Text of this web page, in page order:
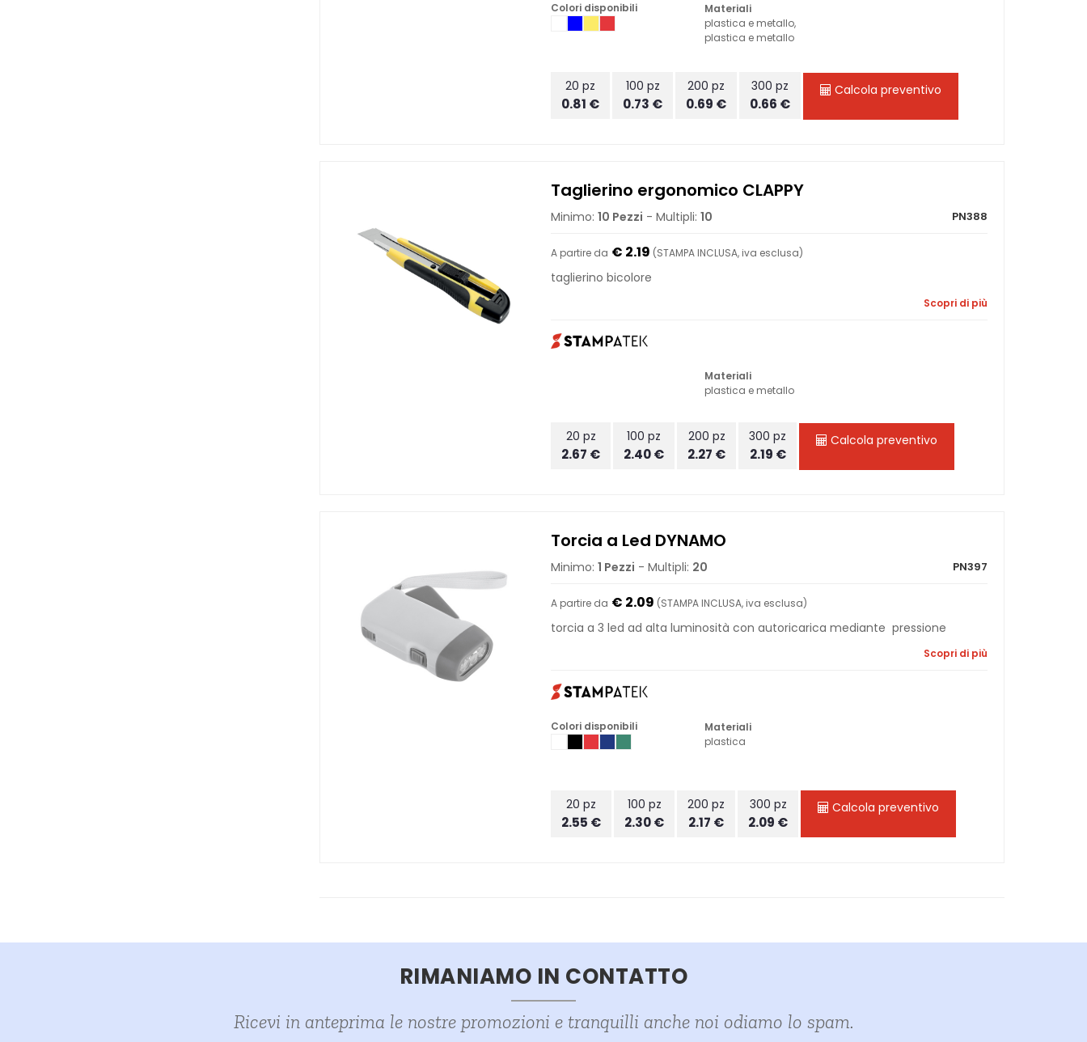
Colori disponibili
Materiali
plastica e metallo,
plastica e metallo
20 pz
0.81 €
100 pz
0.73 €
200 pz
0.69 €
300 pz
0.66 €
Calcola preventivo
Taglierino ergonomico CLAPPY
Minimo:10 Pezzi - Multipli:10 PN388
A partire da € 2.19 (STAMPA INCLUSA, iva esclusa)
taglierino bicolore
Scopri di più
Materiali
plastica e metallo
20 pz
2.67 €
100 pz
2.40 €
200 pz
2.27 €
300 pz
2.19 €
Calcola preventivo
Torcia a Led DYNAMO
Minimo:1 Pezzi - Multipli: 20 PN397
A partire da € 2.09 (STAMPA INCLUSA, iva esclusa)
torcia a 3 led ad alta luminosità con autoricarica mediante pressione
Scopri di più
Colori disponibili
Materiali
plastica
20 pz
2.55 €
100 pz
2.30 €
200 pz
2.17 €
300 pz
2.09 €
Calcola preventivo
RIMANIAMO IN CONTATTO
Ricevi in anteprima le nostre promozioni e tranquilli anche noi odiamo lo spam.